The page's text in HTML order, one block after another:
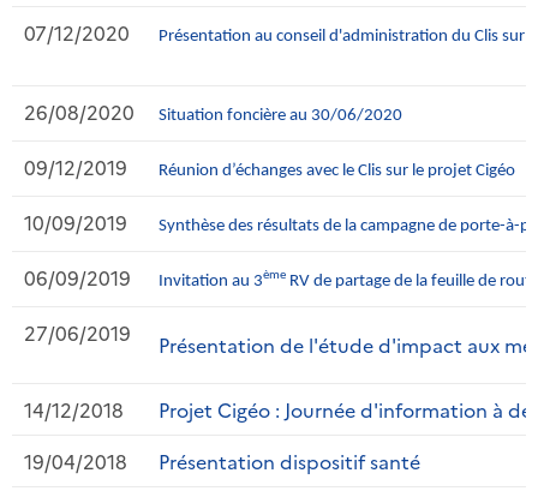
07/12/2020 Présentation au conseil d'administration du Clis sur
26/08/2020 Situation foncière au 30/06/2020
09/12/2019 Réunion d’échanges avec le Clis sur le projet Cigéo
10/09/2019 Synthèse des résultats de la campagne de porte-à-
06/09/2019 Invitation au 3ème RV de partage de la feuille de
27/06/2019 Présentation de l'étude d'impact aux
14/12/2018
Projet Cigéo : Journée d'information à
19/04/2018
Présentation dispositif santé